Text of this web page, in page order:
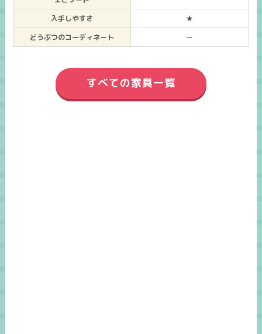
入手しやすさ
★
どうぶつのコーディネート
ー
すべての家具一覧